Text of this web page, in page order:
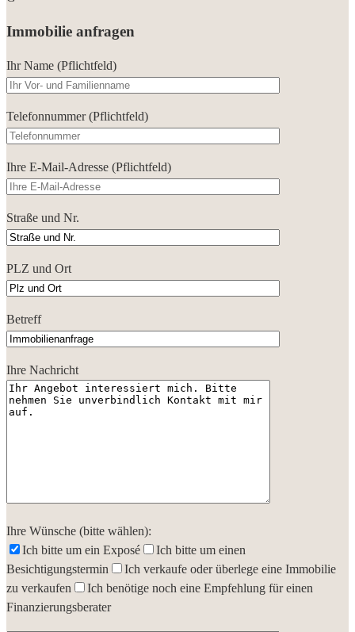
Immobilie anfragen
Ihr Name (Pflichtfeld)
Telefonnummer (Pflichtfeld)
Ihre E-Mail-Adresse (Pflichtfeld)
Straße und Nr.
PLZ und Ort
Betreff
Ihre Nachricht
Ihre Wünsche (bitte wählen):
Ich bitte um ein Exposé
Ich bitte um einen
Besichtigungstermin
Ich verkaufe oder überlege eine Immobilie
zu verkaufen
Ich benötige noch eine Empfehlung für einen
Finanzierungsberater